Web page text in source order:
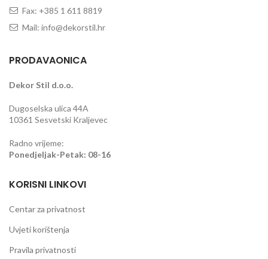
Fax: +385 1 611 8819
Mail: info@dekorstil.hr
PRODAVAONICA
Dekor Stil d.o.o.
Dugoselska ulica 44A
10361 Sesvetski Kraljevec
Radno vrijeme:
Ponedjeljak-Petak: 08-16
KORISNI LINKOVI
Centar za privatnost
Uvjeti korištenja
Pravila privatnosti